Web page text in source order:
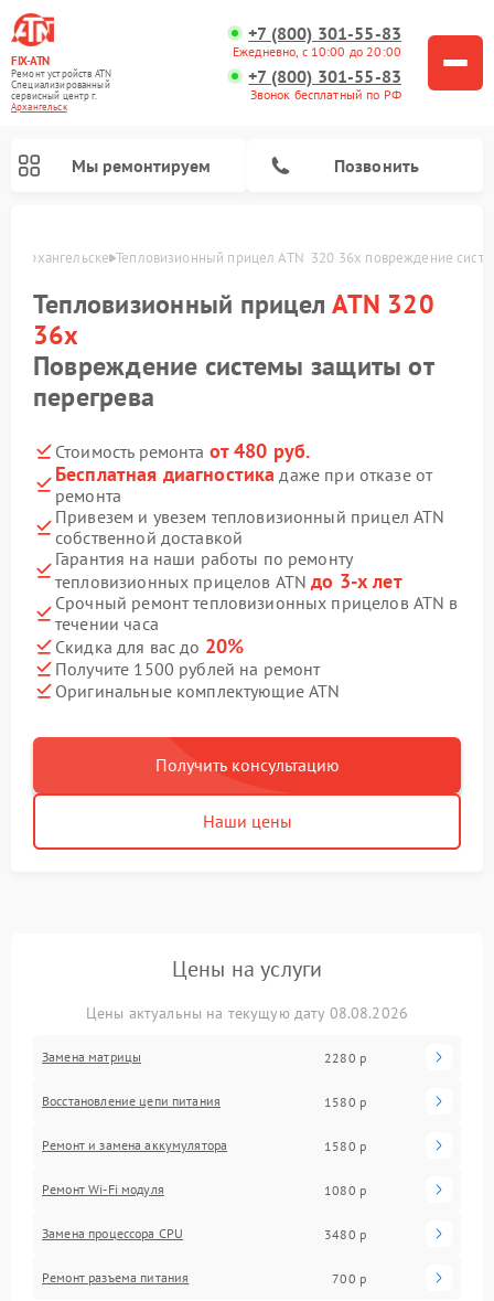
FIX-ATN
Ремонт устройств ATN
Специализированный
cервисный центр г.
Архангельск
+7 (800) 301-55-83
Ежедневно, с 10:00 до 20:00
+7 (800) 301-55-83
Звонок бесплатный по РФ
Мы ремонтируем Позвонить
в Архангельске Тепловизионный прицел ATN  320 36x повреждение
Тепловизионный прицелATN 320
36x
Повреждение системы защиты от
перегрева
Стоимость ремонта от 480 руб.
Бесплатная диагностика даже при отказе от
ремонта
Привезем и увезем тепловизионный прицел ATN
собственной доставкой
Гарантия на наши работы по ремонту
тепловизионных прицелов ATNдо 3-х лет
Срочный ремонт тепловизионных прицелов ATN в
течении часа
Скидка для вас до 20%
Получите 1500 рублей на ремонт
Оригинальные комплектующие ATN
Получить консультацию
Наши цены
Цены на услуги
Цены актуальны на текущую дату 08.08.2026
Замена матрицы 2280 р
Восстановление цепи питания 1580 р
Ремонт и замена аккумулятора 1580 р
Ремонт Wi-Fi модуля 1080 р
Замена процессора CPU 3480 р
Ремонт разъема питания 700 р